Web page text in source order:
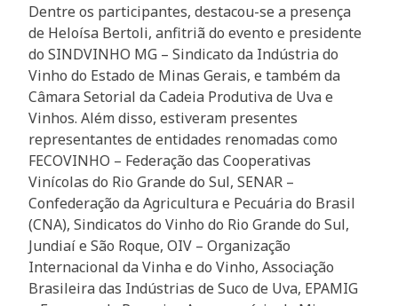
Dentre os participantes, destacou-se a presença
de Heloísa Bertoli, anfitriã do evento e presidente
do SINDVINHO MG – Sindicato da Indústria do
Vinho do Estado de Minas Gerais, e também da
Câmara Setorial da Cadeia Produtiva de Uva e
Vinhos. Além disso, estiveram presentes
representantes de entidades renomadas como
FECOVINHO – Federação das Cooperativas
Vinícolas do Rio Grande do Sul, SENAR –
Confederação da Agricultura e Pecuária do Brasil
(CNA), Sindicatos do Vinho do Rio Grande do Sul,
Jundiaí e São Roque, OIV – Organização
Internacional da Vinha e do Vinho, Associação
Brasileira das Indústrias de Suco de Uva, EPAMIG